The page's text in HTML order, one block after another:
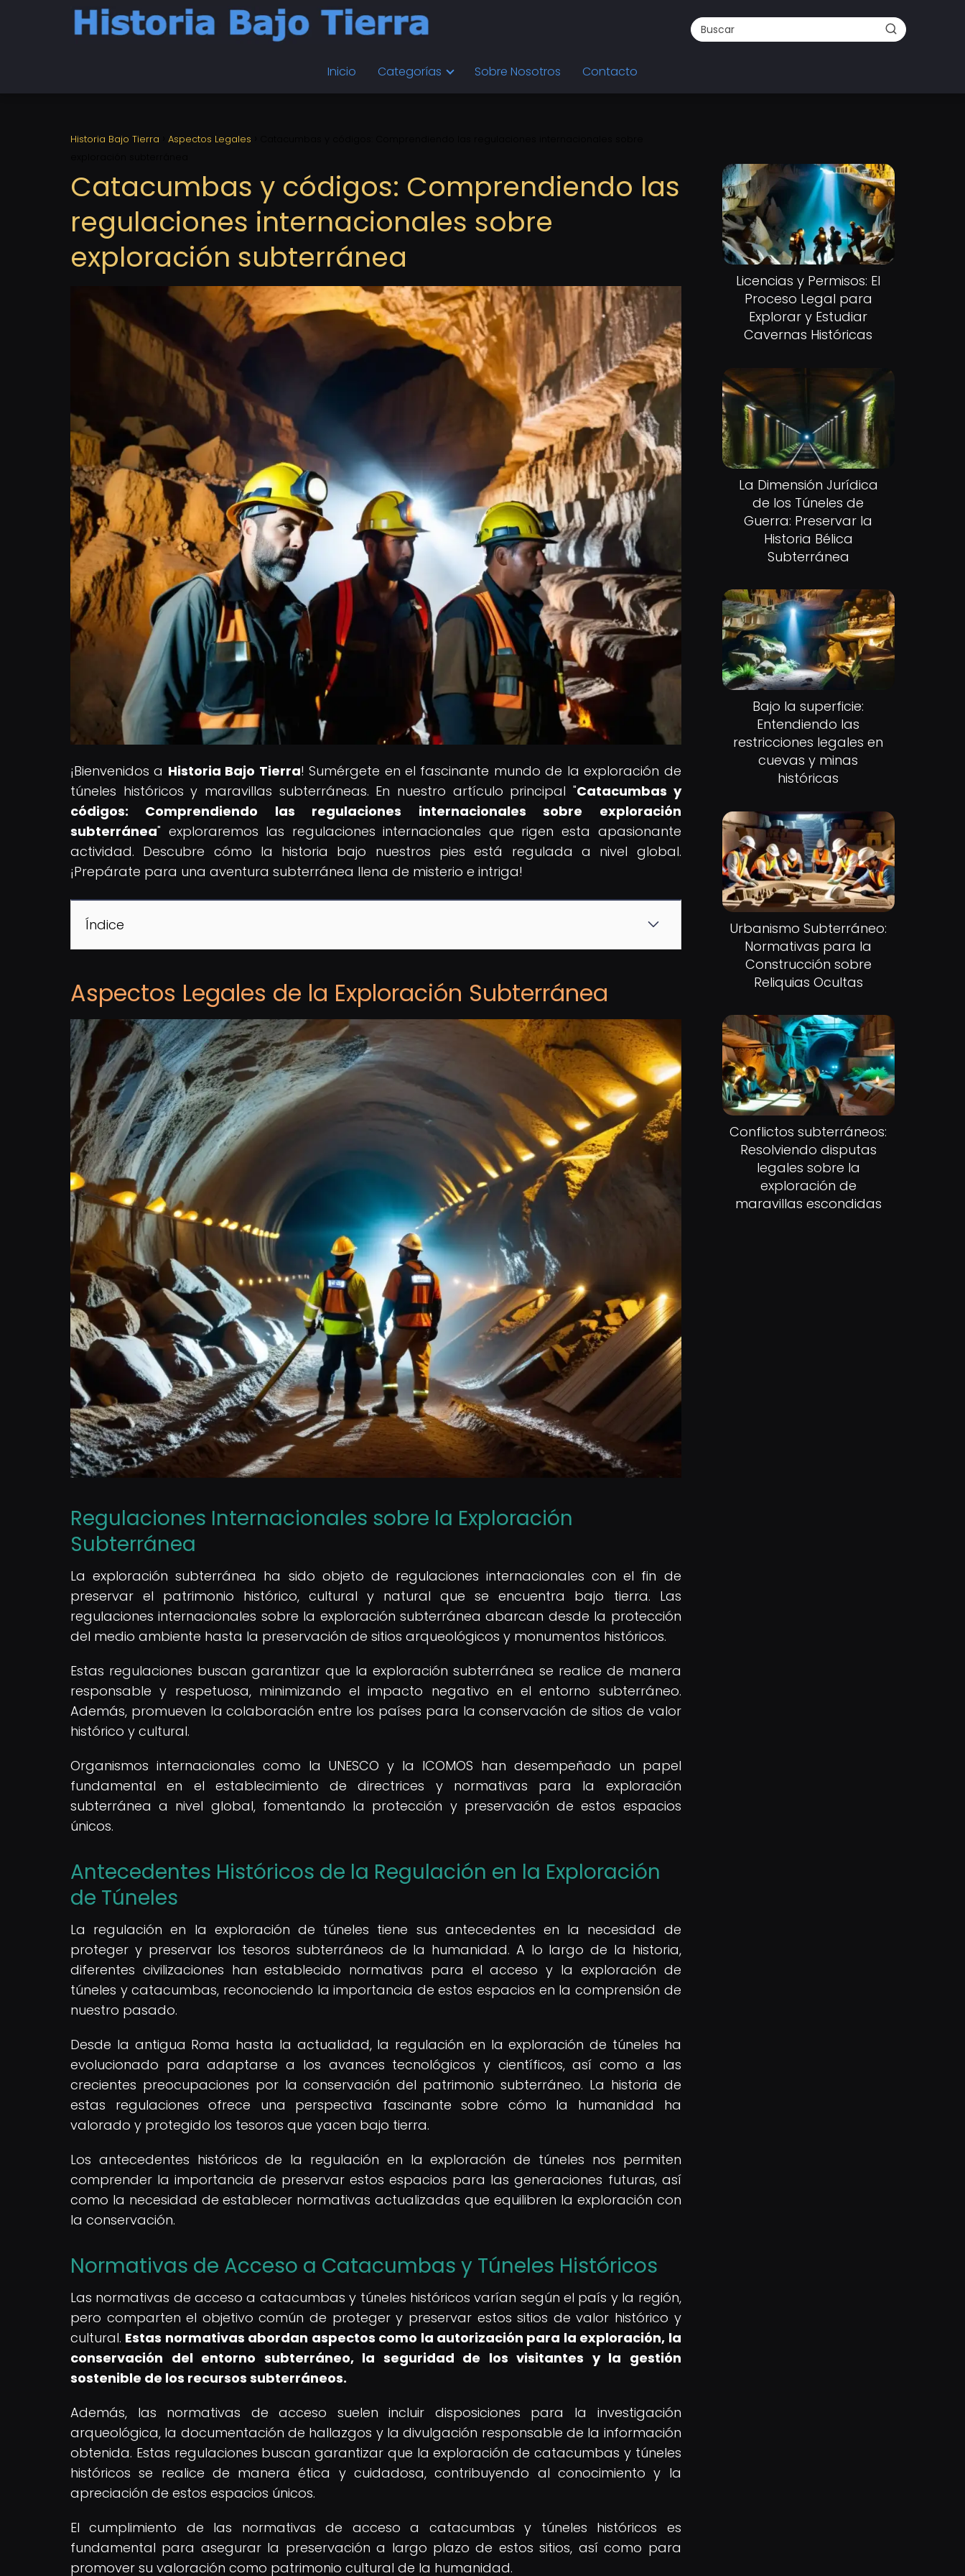
Inicio Categorías Sobre Nosotros Contacto
Historia Bajo Tierra Aspectos Legales
Catacumbas y códigos: Comprendiendo las
regulaciones internacionales sobre
exploración subterránea
¡Bienvenidos a Historia Bajo Tierra! Sumérgete en el fascinante mundo de la exploración de
túneles históricos y maravillas subterráneas. En nuestro artículo principal "Catacumbas y
códigos: Comprendiendo las regulaciones internacionales sobre exploración
subterránea" exploraremos las regulaciones internacionales que rigen esta apasionante
actividad. Descubre cómo la historia bajo nuestros pies está regulada a nivel global.
¡Prepárate para una aventura subterránea llena de misterio e intriga!
Índice
Aspectos Legales de la Exploración Subterránea
Regulaciones Internacionales sobre la Exploración
Subterránea
La exploración subterránea ha sido objeto de regulaciones internacionales con el fin de
preservar el patrimonio histórico, cultural y natural que se encuentra bajo tierra. Las
regulaciones internacionales sobre la exploración subterránea abarcan desde la protección
del medio ambiente hasta la preservación de sitios arqueológicos y monumentos históricos.
Estas regulaciones buscan garantizar que la exploración subterránea se realice de manera
responsable y respetuosa, minimizando el impacto negativo en el entorno subterráneo.
Además, promueven la colaboración entre los países para la conservación de sitios de valor
histórico y cultural.
Organismos internacionales como la UNESCO y la ICOMOS han desempeñado un papel
fundamental en el establecimiento de directrices y normativas para la exploración
subterránea a nivel global, fomentando la protección y preservación de estos espacios
únicos.
Antecedentes Históricos de la Regulación en la Exploración
de Túneles
La regulación en la exploración de túneles tiene sus antecedentes en la necesidad de
proteger y preservar los tesoros subterráneos de la humanidad. A lo largo de la historia,
diferentes civilizaciones han establecido normativas para el acceso y la exploración de
túneles y catacumbas, reconociendo la importancia de estos espacios en la comprensión de
nuestro pasado.
Desde la antigua Roma hasta la actualidad, la regulación en la exploración de túneles ha
evolucionado para adaptarse a los avances tecnológicos y científicos, así como a las
crecientes preocupaciones por la conservación del patrimonio subterráneo. La historia de
estas regulaciones ofrece una perspectiva fascinante sobre cómo la humanidad ha
valorado y protegido los tesoros que yacen bajo tierra.
Los antecedentes históricos de la regulación en la exploración de túneles nos permiten
comprender la importancia de preservar estos espacios para las generaciones futuras, así
como la necesidad de establecer normativas actualizadas que equilibren la exploración con
la conservación.
Normativas de Acceso a Catacumbas y Túneles Históricos
Las normativas de acceso a catacumbas y túneles históricos varían según el país y la región,
pero comparten el objetivo común de proteger y preservar estos sitios de valor histórico y
cultural. Estas normativas abordan aspectos como la autorización para la exploración, la
conservación del entorno subterráneo, la seguridad de los visitantes y la gestión
sostenible de los recursos subterráneos.
Además, las normativas de acceso suelen incluir disposiciones para la investigación
arqueológica, la documentación de hallazgos y la divulgación responsable de la información
obtenida. Estas regulaciones buscan garantizar que la exploración de catacumbas y túneles
históricos se realice de manera ética y cuidadosa, contribuyendo al conocimiento y la
apreciación de estos espacios únicos.
El cumplimiento de las normativas de acceso a catacumbas y túneles históricos es
fundamental para asegurar la preservación a largo plazo de estos sitios, así como para
promover su valoración como patrimonio cultural de la humanidad.
Licencias y Permisos: El
Proceso Legal para
Explorar y Estudiar
Cavernas Históricas
La Dimensión Jurídica
de los Túneles de
Guerra: Preservar la
Historia Bélica
Subterránea
Bajo la superficie:
Entendiendo las
restricciones legales en
cuevas y minas
históricas
Urbanismo Subterráneo:
Normativas para la
Construcción sobre
Reliquias Ocultas
Conflictos subterráneos:
Resolviendo disputas
legales sobre la
exploración de
maravillas escondidas